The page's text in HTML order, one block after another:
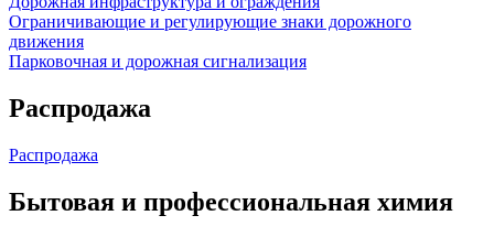
Ограничивающие и регулирующие знаки дорожного
движения
Парковочная и дорожная сигнализация
Распродажа
Распродажа
Бытовая и профессиональная химия